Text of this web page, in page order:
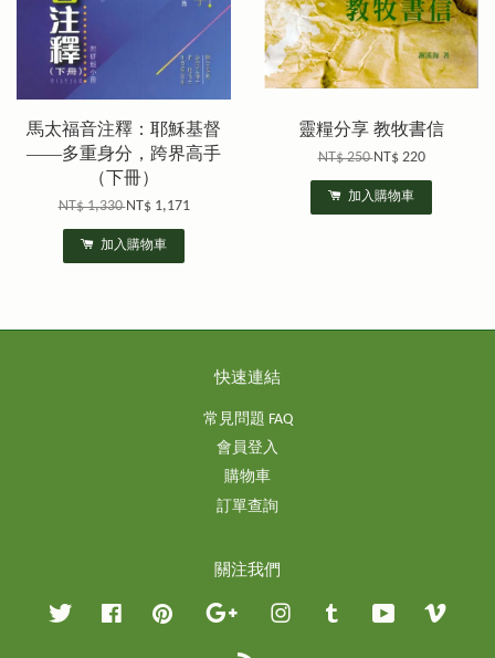
馬太福音注釋：耶穌基督
——多重身分，跨界高手
（下冊）
NT$ 1,330NT$ 1,171
加入購物車
靈糧分享 教牧書信
NT$ 250NT$ 220
加入購物車
快速連結
常見問題 FAQ
會員登入
購物車
訂單查詢
關注我們
Twitter Facebook Pinterest Google InstagramTumblr YouTube